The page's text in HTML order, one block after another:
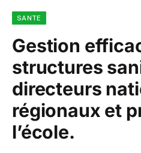
SANTE
Gestion
structures
directeurs
régionaux et
l’école.